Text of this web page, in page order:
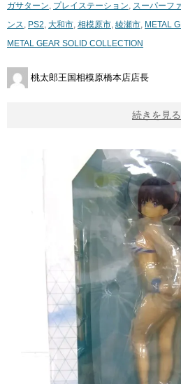
ガサターン, プレイステーション, スーパーフ
ンス, PS2, 大和市, 相模原市, 綾瀬市, METAL
METAL ​GEAR ​SOLID ​COLLECTION
桃太郎王国相模原橋本店店長
続きを見る